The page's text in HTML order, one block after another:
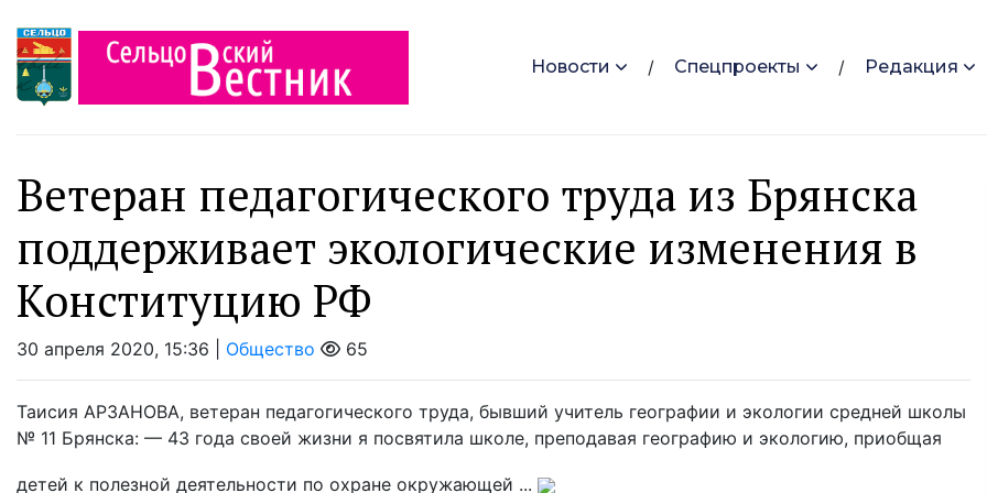
Новости Спецпроекты Редакция
Ветеран педагогического труда из Брянска
поддерживает экологические изменения в
Конституцию РФ
30 апреля 2020, 15:36 | Общество 65
Таисия АРЗАНОВА, ветеран педагогического труда, бывший учитель географии и экологии средней школы
№ 11 Брянска: — 43 года своей жизни я посвятила школе, преподавая географию и экологию, приобщая
детей к полезной деятельности по охране окружающей ...